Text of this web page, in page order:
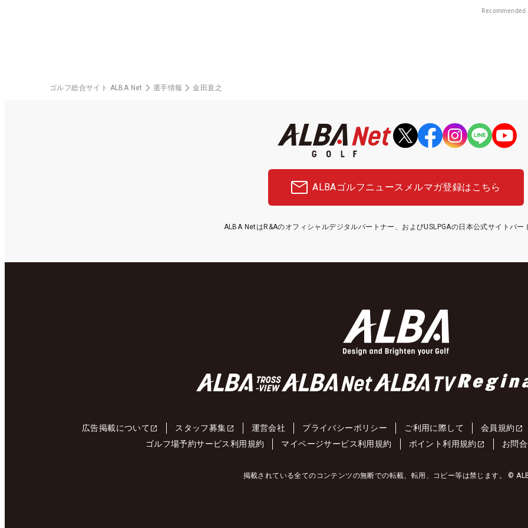
Recommended
ゴルフ総合サイト ALBA Net 選手情報 金田直之
ALBAゴルフニュース メルマガ登録はこちら
ALBA NetはR&Aのオフィシャルデジタルパートナー、およびUSLPGAの日本公式サイトパー
広告掲載について スタッフ募集 運営会社 プライバシーポリシー ご利用に際して 会員規約
ゴルフ場予約サービス利用規約
マイページサービス利用規約 ポイント利用規約 お問
掲載されている全てのコンテンツの無断での転載、転用、コピー等は禁じます。 ©